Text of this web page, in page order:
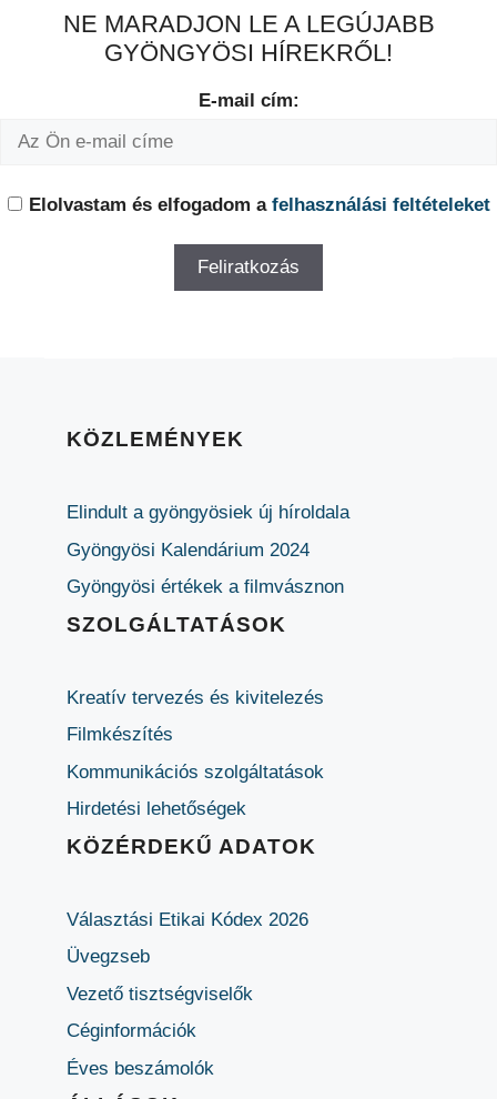
NE MARADJON LE A LEGÚJABB
GYÖNGYÖSI HÍREKRŐL!
E-mail cím:
Elolvastam és elfogadom a felhasználási feltételeket
KÖZLEMÉNYEK
Elindult a gyöngyösiek új híroldala
Gyöngyösi Kalendárium 2024
Gyöngyösi értékek a filmvásznon
SZOLGÁLTATÁSOK
Kreatív tervezés és kivitelezés
Filmkészítés
Kommunikációs szolgáltatások
Hirdetési lehetőségek
KÖZÉRDEKŰ ADATOK
Választási Etikai Kódex 2026
Üvegzseb
Vezető tisztségviselők
Céginformációk
Éves beszámolók